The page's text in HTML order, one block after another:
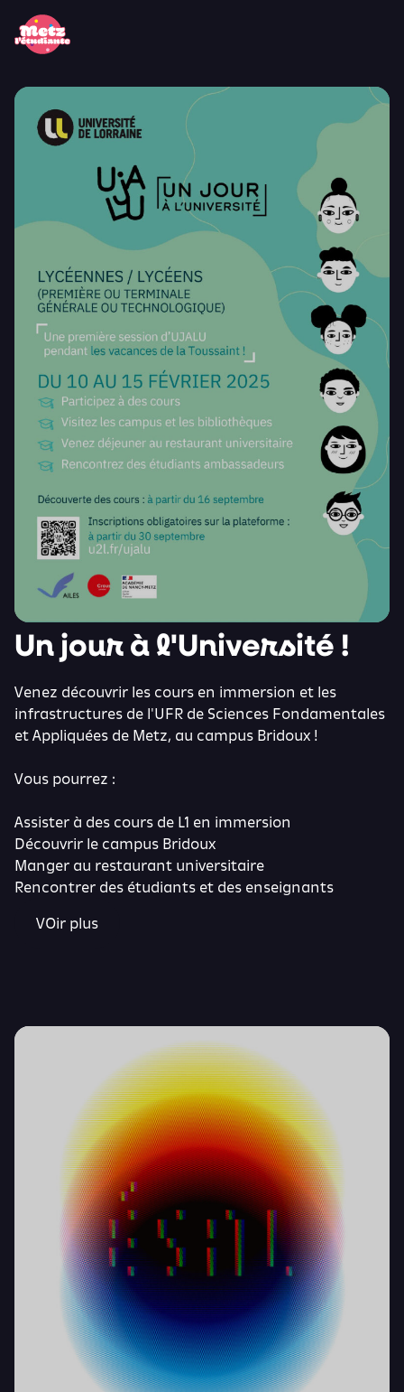
Un jour à l'Université !
Venez découvrir les cours en immersion et les
infrastructures de l'UFR de Sciences Fondamentales
et Appliquées de Metz, au campus Bridoux !
Vous pourrez :
Assister à des cours de L1 en immersion
Découvrir le campus Bridoux
Manger au restaurant universitaire
Rencontrer des étudiants et des enseignants
VOir plus